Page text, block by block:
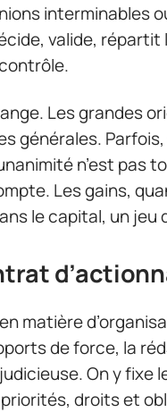
interminables
valide,
Les grandes
générales.
n’est pas
Les gains,
le capital, un jeu
matière
de force, la
On y fixe
droits et